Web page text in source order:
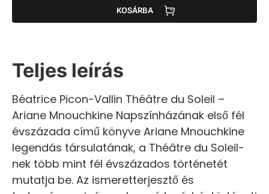
KOSÁRBA
Teljes leírás
Béatrice Picon-Vallin Théâtre du Soleil –
Ariane Mnouchkine Napszínházának első fél
évszázada című könyve Ariane Mnouchkine
legendás társulatának, a Théâtre du Soleil-
nek több mint fél évszázados történetét
mutatja be. Az ismeretterjesztő és